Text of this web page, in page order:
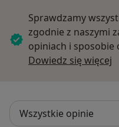
Sprawdzamy
zgodnie z naszymi
opiniach i sposobie
Dowiedz się więcej